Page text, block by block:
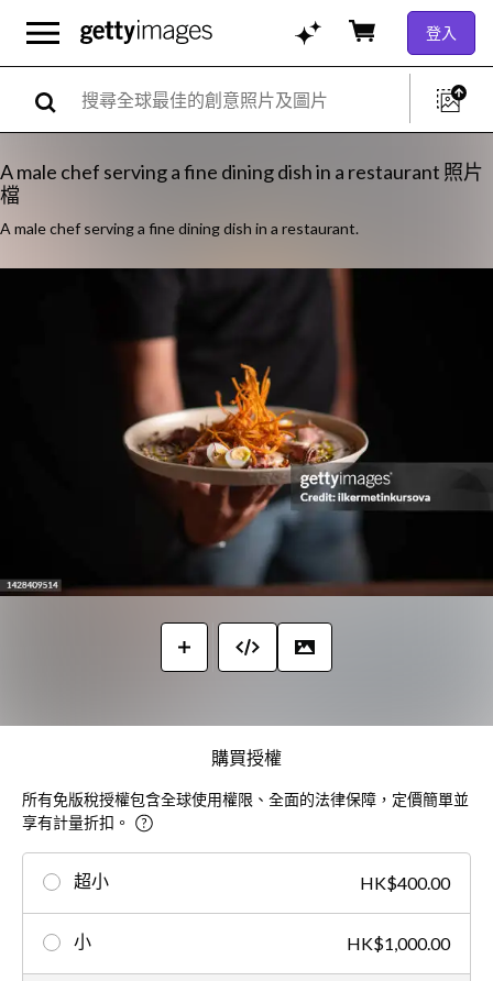
登入
A male chef serving a fine dining dish in a restaurant 照片
檔
A male chef serving a fine dining dish in a restaurant.
購買授權
所有免版稅授權包含全球使用權限、全面的法律保障，定價簡單並
享有計量折扣。
超小 HK$400.00
小 HK$1,000.00